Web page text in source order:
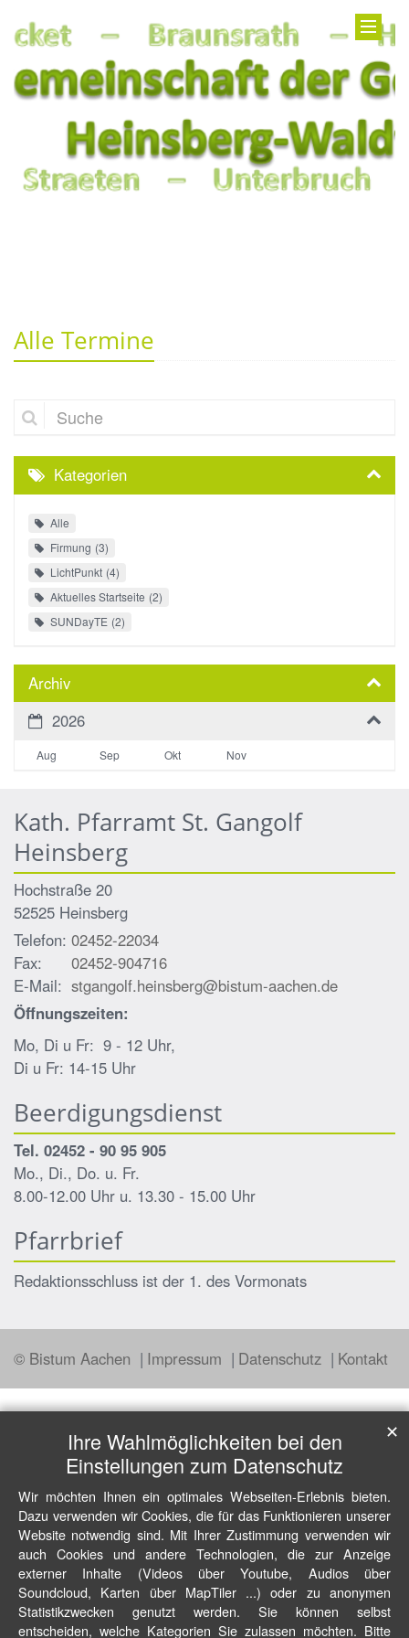
Alle Termine
Suche
Kategorien
Alle
Firmung 3
LichtPunkt 4
Aktuelles Startseite 2
SUNDayTE 2
Archiv
2026
Aug Sep Okt Nov
Kath. Pfarramt St. Gangolf
Heinsberg
Hochstraße 20
52525 Heinsberg
Telefon: 02452-22034
Fax:
02452-904716
E-Mail: stgangolf.heinsberg@bistum-aachen.de
Öffnungszeiten:
Mo, Di u Fr: 9 - 12 Uhr,
Di u Fr: 14-15 Uhr
Beerdigungsdienst
Tel. 02452 - 90 95 905
Mo., Di., Do. u. Fr.
8.00-12.00 Uhr u. 13.30 - 15.00 Uhr
Pfarrbrief
Redaktionsschluss ist der 1. des Vormonats
© Bistum Aachen Impressum Datenschutz Kontakt
Ihre Wahlmöglichkeiten bei den
Einstellungen zum Datenschutz
Wir möchten Ihnen ein optimales Webseiten-Erlebnis bieten.
Dazu verwenden wir Cookies, die für das Funktionieren unserer
Website notwendig sind. Mit Ihrer Zustimmung verwenden wir
auch Cookies und andere Technologien, die zur Anzeige
externer Inhalte (Videos über Youtube, Audios über
Soundcloud, Karten über MapTiler ...) oder zu anonymen
Statistikzwecken genutzt werden. Sie können selbst
entscheiden, welche Kategorien Sie zulassen möchten. Bitte
✕